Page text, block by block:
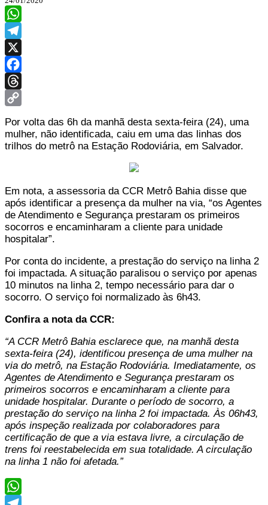
WhatsApp
Telegram
X
Facebook
Threads
Link
Por volta das 6h da manhã desta sexta-feira (24), uma
mulher, não identificada, caiu em uma das linhas dos
trilhos do metrô na Estação Rodoviária, em Salvador.
Em nota, a assessoria da CCR Metrô Bahia disse que
após identificar a presença da mulher na via, “os Agentes
de Atendimento e Segurança prestaram os primeiros
socorros e encaminharam a cliente para unidade
hospitalar”.
Por conta do incidente, a prestação do serviço na linha 2
foi impactada. A situação paralisou o serviço por apenas
10 minutos na linha 2, tempo necessário para dar o
socorro. O serviço foi normalizado às 6h43.
Confira a nota da CCR:
“A CCR Metrô Bahia esclarece que, na manhã desta
sexta-feira (24), identificou presença de uma mulher na
via do metrô, na Estação Rodoviária. Imediatamente, os
Agentes de Atendimento e Segurança prestaram os
primeiros socorros e encaminharam a cliente para
unidade hospitalar. Durante o período de socorro, a
prestação do serviço na linha 2 foi impactada. Às 06h43,
após inspeção realizada por colaboradores para
certificação de que a via estava livre, a circulação de
trens foi reestabelecida em sua totalidade. A circulação
na linha 1 não foi afetada.”